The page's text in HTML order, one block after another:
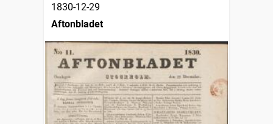
1830-12-29
Aftonbladet